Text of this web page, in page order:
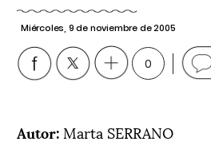
Miércoles, 9 de noviembre de 2005
0
Autor: Marta SERRANO